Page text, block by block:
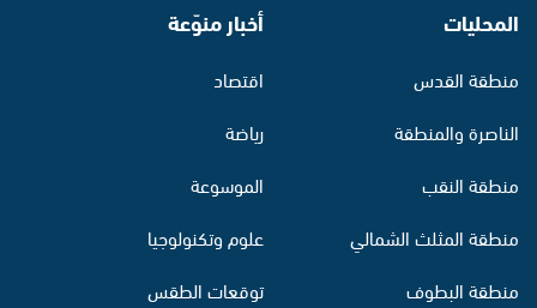
المحليات
منطقة القدس
الناصرة والمنطقة
منطقة النقب
منطقة المثلث الشمالي
منطقة البطوف
أخبار منوّعة
اقتصاد
رياضة
الموسوعة
علوم وتكنولوجيا
توقعات الطقس